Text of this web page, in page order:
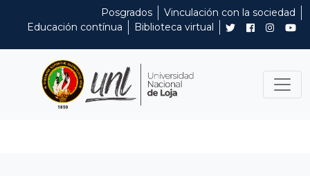
Posgrados
Vinculación con la sociedad
Educación contínua
Biblioteca virtual